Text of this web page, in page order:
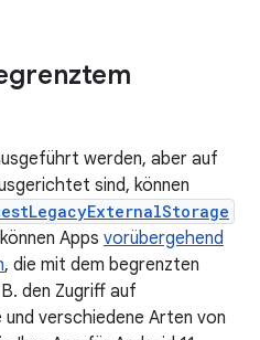
werden, aber auf
sind, können
Apps vorübergehend
, die mit dem begrenzten
den Zugriff auf
verschiedene Arten von